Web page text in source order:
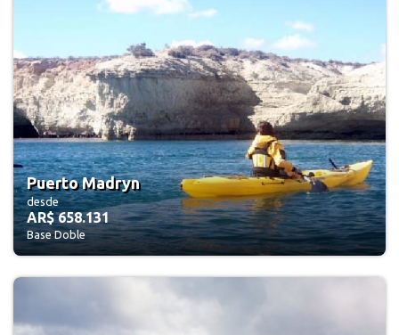
Puerto Madryn
desde
AR$ 658.131
Base Doble